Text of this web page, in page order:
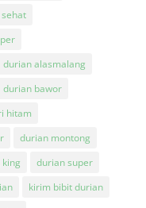
durian alasmalang
durian bawor
hitam
durian montong
durian super
kirim bibit durian